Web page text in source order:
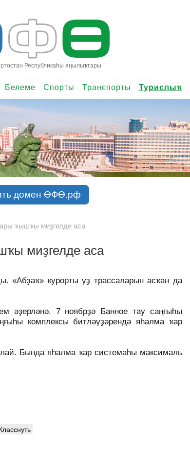
ФӨ
Республикаһы яңылыҡтары
Белеме Спорты Транспорты Турислыҡ
домен ӨФӨ.рф
ҡышҡы миҙгелде аса
миҙгелде аса
«Абҙаҡ» курорты үҙ трассаларын асҡан да
әҙерләнә. 7 ноябрҙә Банное тау саңғыһы
комплексы битләүҙәрендә яһалма ҡар
Бында яһалма ҡар системаһы максималь